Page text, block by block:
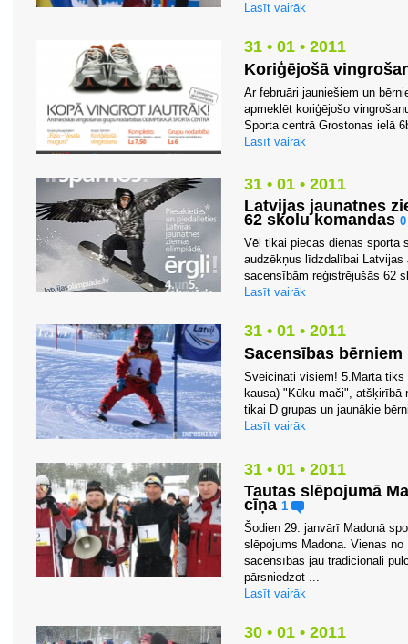
Lasīt vairāk
31 • 01 • 2011
Koriģējošā
Ar februāri jauniešiem un
apmeklēt koriģējošo
Sporta centrā Grostonas ielā
Lasīt vairāk
31 • 01 • 2011
Latvijas jaunatnes
62 skolu komandas
Vēl tikai piecas dienas sporta
audzēkņus līdzdalībai
sacensībām reģistrējušās 62
Lasīt vairāk
31 • 01 • 2011
Sacensības
Sveicināti visiem! 5.Martā
kausa) "Kūku mači",
tikai D grupas un jaunākie
Lasīt vairāk
31 • 01 • 2011
Tautas slēpojumā
cīņa 1
Šodien 29. janvārī Madonā
slēpojums Madona. Vienas
sacensības jau tradicionāli
pārsniedzot ...
Lasīt vairāk
30 • 01 • 2011